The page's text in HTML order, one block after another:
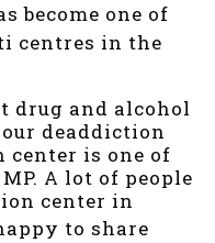
become one of
centres in the
drug and alcohol
deaddiction
center is one of
A lot of people
center in
to share